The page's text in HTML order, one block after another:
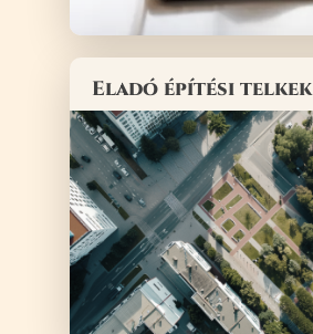
Eladó építési telkek